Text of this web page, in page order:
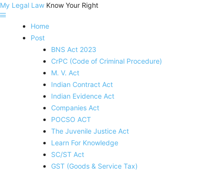
My Legal Law Know Your Right
Home
Post
BNS Act 2023
CrPC (Code of Criminal Procedure)
M. V. Act
Indian Contract Act
Indian Evidence Act
Companies Act
POCSO ACT
The Juvenile Justice Act
Learn For Knowledge
SC/ST Act
GST (Goods & Service Tax)